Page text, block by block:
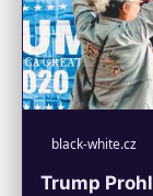
black-white.cz
Trump